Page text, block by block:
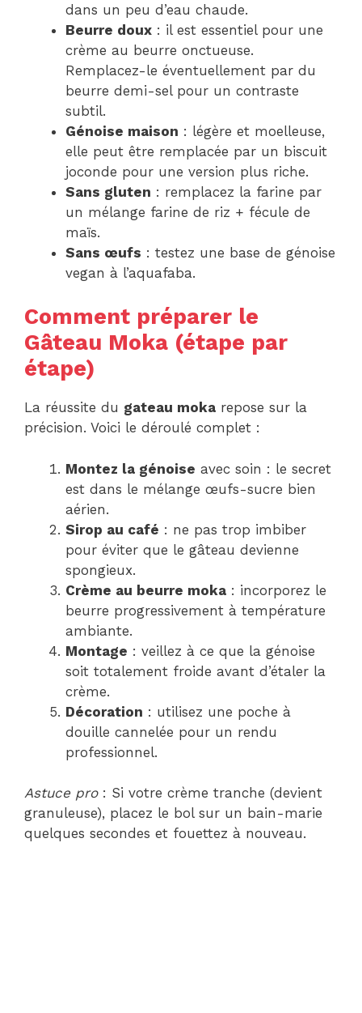
dans un peu d’eau chaude.
Beurre doux : il est essentiel pour une
crème au beurre onctueuse.
Remplacez-le éventuellement par du
beurre demi-sel pour un contraste
subtil.
Génoise maison : légère et moelleuse,
elle peut être remplacée par un biscuit
joconde pour une version plus riche.
Sans gluten : remplacez la farine par
un mélange farine de riz + fécule de
maïs.
Sans œufs : testez une base de génoise
vegan à l’aquafaba.
Comment préparer le
Gâteau Moka (étape par
étape)
La réussite du gateau moka repose sur la
précision. Voici le déroulé complet :
Montez la génoise avec soin : le secret
est dans le mélange œufs-sucre bien
aérien.
Sirop au café : ne pas trop imbiber
pour éviter que le gâteau devienne
spongieux.
Crème au beurre moka : incorporez le
beurre progressivement à température
ambiante.
Montage : veillez à ce que la génoise
soit totalement froide avant d’étaler la
crème.
Décoration : utilisez une poche à
douille cannelée pour un rendu
professionnel.
Astuce pro: Si votre crème tranche (devient
granuleuse), placez le bol sur un bain-marie
quelques secondes et fouettez à nouveau.